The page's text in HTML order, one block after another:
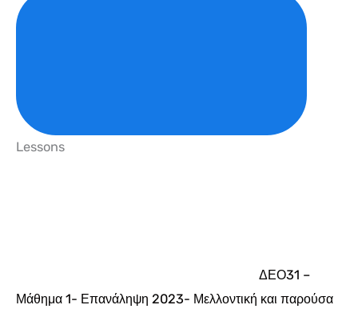
Lessons
ΔΕΟ31 –
Μάθημα 1- Επανάληψη 2023- Μελλοντική και παρούσα